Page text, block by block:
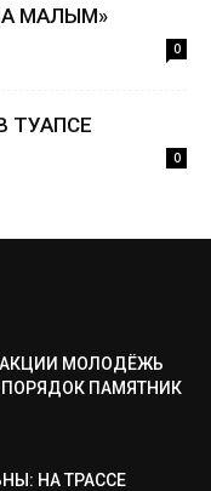
МАЛЫМ»
0
ТУАПСЕ
0
АКЦИИ МОЛОДЁЖЬ
ПОРЯДОК ПАМЯТНИК
НА ТРАССЕ